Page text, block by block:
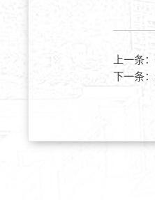
上一条：
下一条：